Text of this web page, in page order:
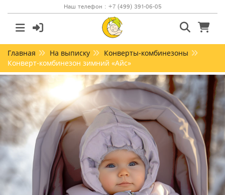
Наш телефон : +7 (499) 391-06-05
Главная На выписку
Конверты-комбинезоны
Конверт-комбинезон зимний «Айс»